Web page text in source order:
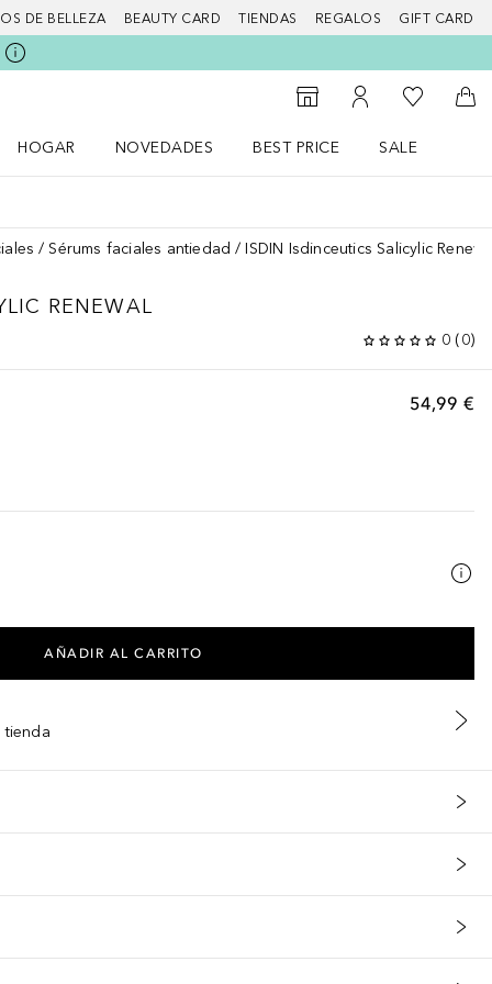
DE BELLEZA BEAUTY CARD TIENDAS REGALOS GIFT CARD
Al Storefinder
Mi cuenta
Mi lista de
A
HOGAR
NOVEDADES
BEST PRICE
SALE
Sérums faciales antiedad ISDIN Isdinceutics Salicylic
RENEWAL
0 (0)
54,99 €
AÑADIR AL CARRITO
tienda